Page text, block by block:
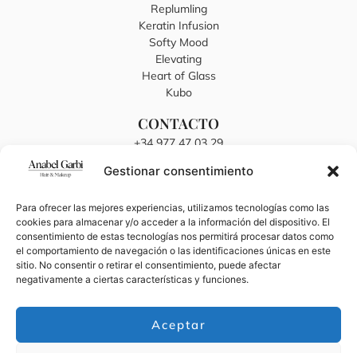
Gestionar consentimiento
Para ofrecer las mejores experiencias, utilizamos tecnologías como las
cookies para almacenar y/o acceder a la información del dispositivo. El
consentimiento de estas tecnologías nos permitirá procesar datos como
el comportamiento de navegación o las identificaciones únicas en este
sitio. No consentir o retirar el consentimiento, puede afectar
negativamente a ciertas características y funciones.
Aceptar
Replumling
Keratin Infusion
Softy Mood
Elevating
Heart of Glass
Kubo
CONTACTO
+34 977 47 03 29
C/ Sant Joan, 16, 43894 El Lligallo del Gànguil, Tarragona
TRABAJA EN ANABEL GARBI
Envía tu CV
BLOG
Últimas Noticias y Tendencias